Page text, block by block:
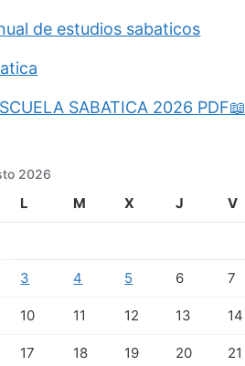
de estudios sabaticos
SABATICA 2026 PDF📖
2026
L M X J V
3 4 5 6 7
10 11 12 13 14
17 18 19 20 21